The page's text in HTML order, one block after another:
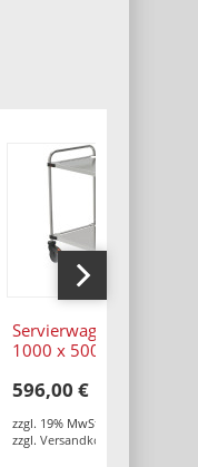
Servierwagen 2 Borden
1000 x 500 mm /
mm
596,00 €
zzgl. 19% MwSt.
zzgl. Versandkosten